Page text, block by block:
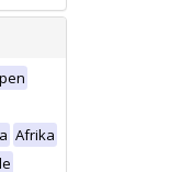
Afrika